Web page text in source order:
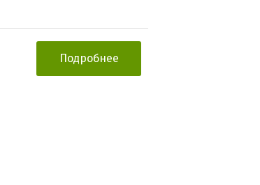
Подробнее